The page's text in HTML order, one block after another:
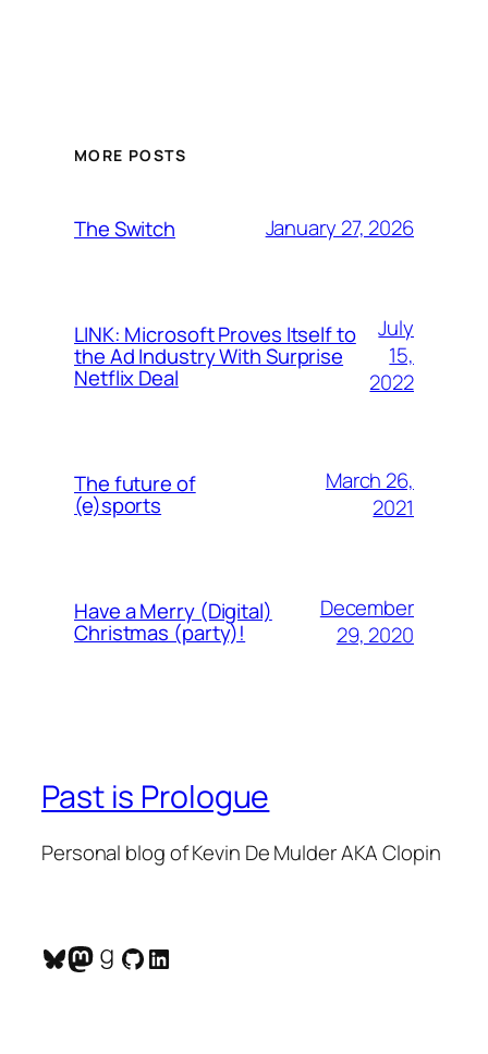
MORE POSTS
The Switch January 27, 2026
LINK: Microsoft Proves Itself to
the Ad Industry With Surprise
Netflix Deal
July
15,
2022
The future of
(e)sports
March 26,
2021
Have a Merry (Digital)
Christmas (party)!
December
29, 2020
Past is Prologue
Personal blog of Kevin De Mulder AKA Clopin
Bluesky
Mastodon
Goodreads
GitHub
LinkedIn